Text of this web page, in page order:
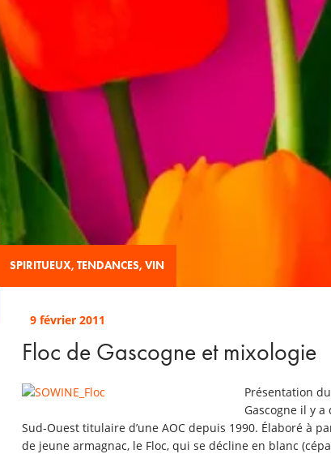
SPIRITUEUX, TENDANCES, VIN
9 février 2011
Floc de Gascogne et mixologie
Présentation
Gascogne il y
Sud-Ouest titulaire d’une AOC depuis 1990. Élaboré à
de jeune armagnac, le Floc, qui se décline en blanc